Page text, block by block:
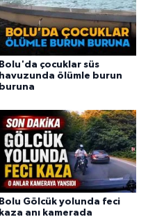
Bolu'da çocuklar süs
havuzunda ölümle burun
buruna
Bolu Gölcük yolunda feci
kaza anı kamerada